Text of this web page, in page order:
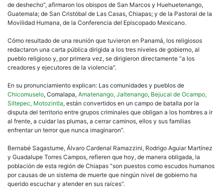
de deshecho”, afirmaron los obispos de San Marcos y Huehuetenango,
Guatemala; de San Cristóbal de Las Casas, Chiapas; y de la Pastoral de la
Movilidad Humana, de la Conferencia del Episcopado Mexicano.
Cómo resultado de una reunión que tuvieron en Panamá, los religiosos
redactaron una carta pública dirigida a los tres niveles de gobierno, al
pueblo religioso y, por primera vez, se dirigieron directamente “a los
creadores y ejecutores de la violencia”.
En su pronunciamiento explican: Las comunidades y pueblos de
Chicomuselo, Comalapa, Amatenango, Jaltenango, Bejucal de Ocampo,
Siltepec, Motozintla, están convertidos en un campo de batalla por la
disputa del territorio entre grupos criminales que obligan a los hombres a ir
al frente, a cuidar las plumas, a cerrar caminos, ellos y sus familias
enfrentar un terror que nunca imaginaron”.
Bernabé Sagastume, Álvaro Cardenal Ramazzini, Rodrigo Aguiar Martínez
y Guadalupe Torres Campos, refieren que hoy, de manera obligada, la
población de esta región de Chiapas “son puestos como escudos humanos
por causas de un sistema de muerte que ningún nivel de gobierno ha
querido escuchar y atender en sus raíces”.